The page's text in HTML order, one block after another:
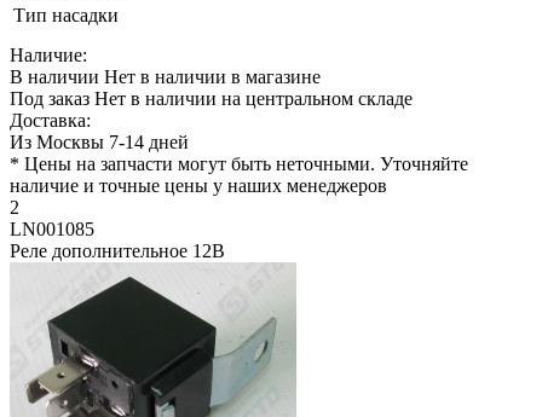
Тип насадки
Наличие:
В наличии Нет в наличии в магазине
Под заказ Нет в наличии на центральном складе
Доставка:
Из Москвы 7-14 дней
* Цены на запчасти могут быть неточными. Уточняйте
наличие и точные цены у наших менеджеров
2
LN001085
Реле дополнительное 12B